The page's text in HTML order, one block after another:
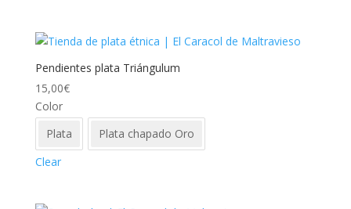
Pendientes plata Triángulum
15,00€
Color
Plata
Plata chapado Oro
Clear